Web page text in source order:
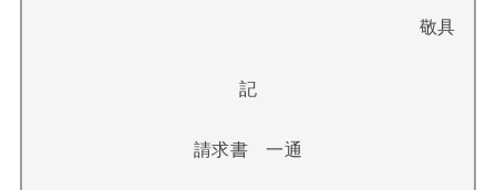
敬具
記
請求書 一通